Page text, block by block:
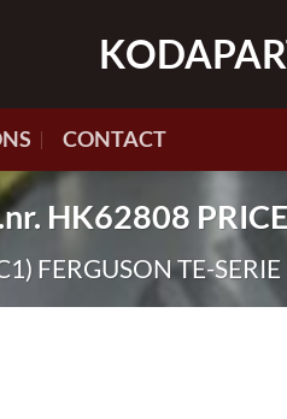
CONTACT
HK62808
FERGUSON TE-SERIE